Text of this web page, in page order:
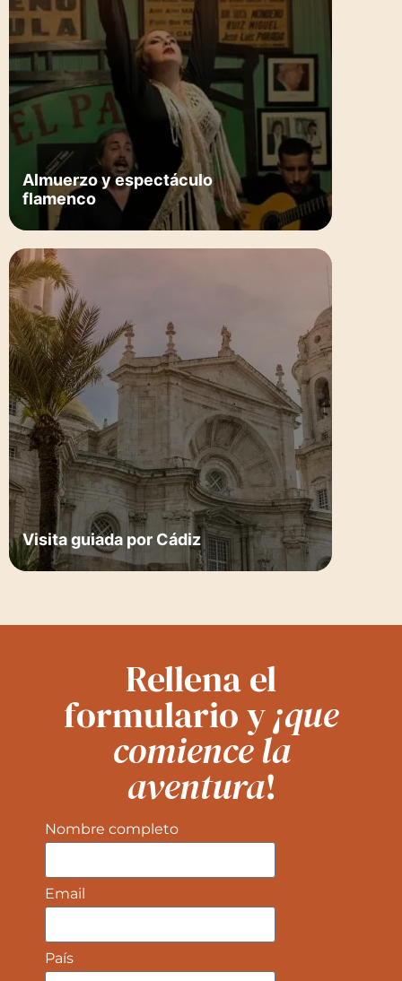
Almuerzo y espectáculo
flamenco
Visita guiada por Cádiz
Rellena el
formulario y¡que
comience la
aventura!
Nombre completo
Email
País